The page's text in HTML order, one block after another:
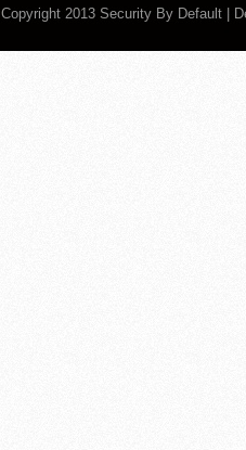
Copyright 2013 Security By Default |